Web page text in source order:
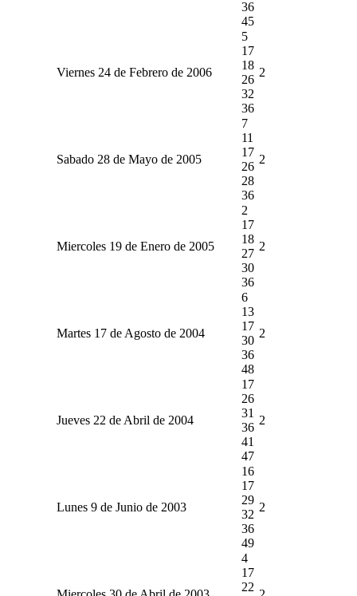
36
45
Viernes 24 de Febrero de 2006
5
17
18
26
32
36
2
Sabado 28 de Mayo de 2005
7
11
17
26
28
36
2
Miercoles 19 de Enero de 2005
2
17
18
27
30
36
2
Martes 17 de Agosto de 2004
6
13
17
30
36
48
2
Jueves 22 de Abril de 2004
17
26
31
36
41
47
2
Lunes 9 de Junio de 2003
16
17
29
32
36
49
2
4
17
22